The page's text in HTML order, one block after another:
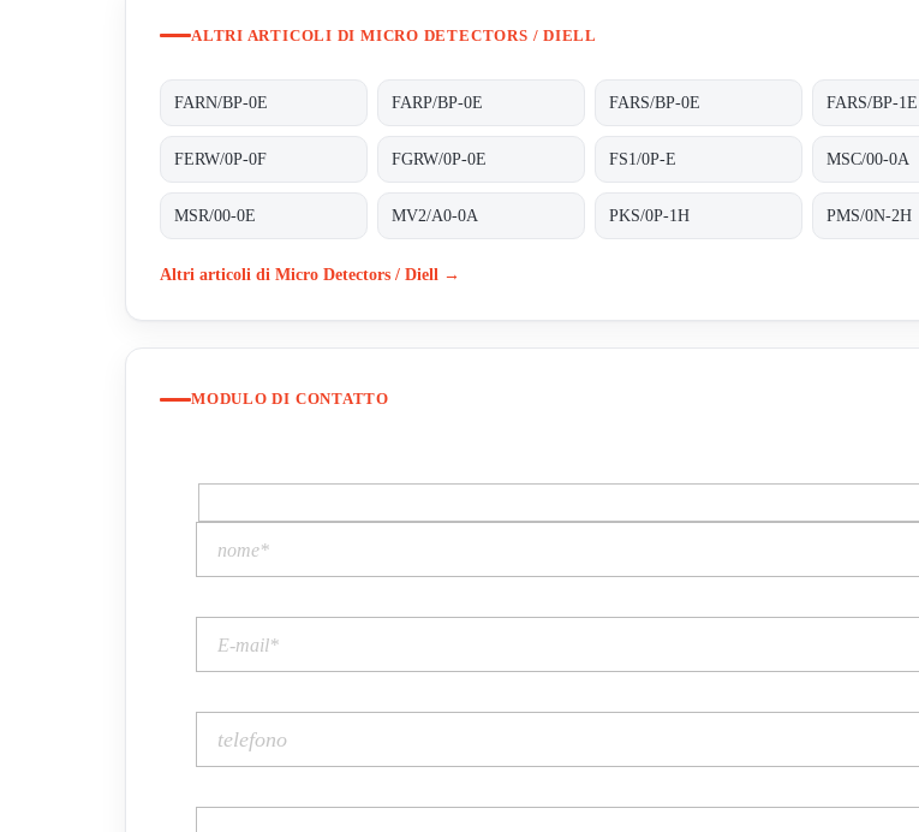
ALTRI ARTICOLI DI MICRO DETECTORS / DIELL
FARN/BP-0E FARP/BP-0E FARS/BP-0E FARS/BP-1E
FERW/0P-0F FGRW/0P-0E FS1/0P-E MSC/00-0A
MSR/00-0E MV2/A0-0A PKS/0P-1H PMS/0N-2H
Altri articoli di Micro Detectors / Diell →
MODULO DI CONTATTO